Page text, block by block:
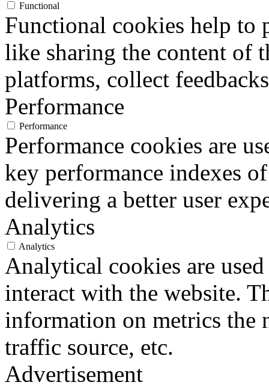
Functional
Functional cookies help to
like sharing the content of
platforms, collect
Performance
Performance
Performance cookies are
key performance indexes
delivering a better user
Analytics
Analytics
Analytical cookies are
interact with the website.
information on metrics the
traffic source, etc.
Advertisement